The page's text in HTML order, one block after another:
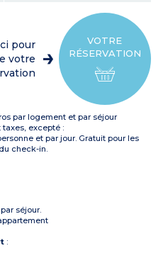
VOTRE
RÉSERVATION
pour
votre
par logement et par séjour
excepté :
et par jour. Gratuit pour les
check-in.
séjour.
: